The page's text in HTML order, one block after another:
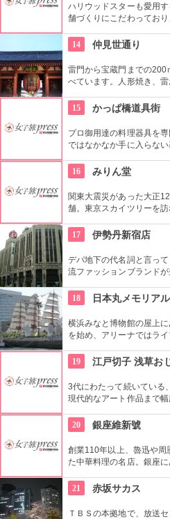
ハリウッドスターも愛用
舗づくりにこだわってお
壁面を描き刺激的でエネ
る。
14 仲見世通り
雷門から宝蔵門までの200
べています。人形焼き、
15
かっぱ橋道具街
プロ御用達の料理器具を
ではなかなか手に入らな
16 みりん堂
関東大震災があった大正
舗。東京スカイツリーを
ではぬれ煎餅にアイスク
気。
17 伊勢丹新宿店
デパ地下の代名詞と言っ
流ファッションブランド
とメンズ館があり、百貨
っている。
18 日本丸メモリア
横浜みなと博物館の屋上
を始め、アリーナではラ
財に指定されています。
19 江戸切子 浅草お
3代にわたって続いている
現代的なアート作品まで
引き出物などにも最適。
20 銀座維新號
創業110年以上、魯迅や周
た中華料理の名店。銀座
を得ています。
21 赤坂サカス
ＴＢＳの本拠地で、放送